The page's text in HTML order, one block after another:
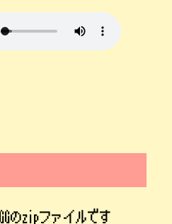
のzipファイルです